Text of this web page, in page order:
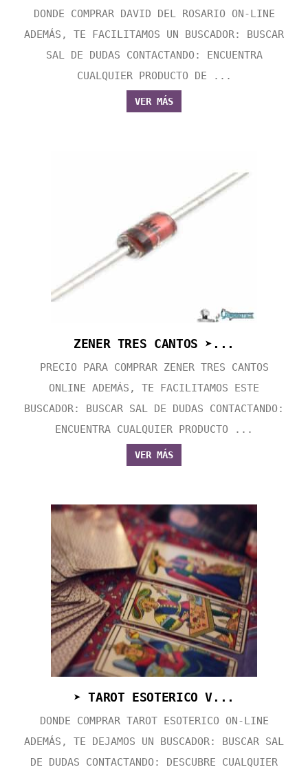
DONDE COMPRAR DAVID DEL ROSARIO ON-LINE
ADEMÁS, TE FACILITAMOS UN BUSCADOR: BUSCAR
SAL DE DUDAS CONTACTANDO: ENCUENTRA
CUALQUIER PRODUCTO DE ...
VER MÁS
ZENER TRES CANTOS ➤...
PRECIO PARA COMPRAR ZENER TRES CANTOS
ONLINE ADEMÁS, TE FACILITAMOS ESTE
BUSCADOR: BUSCAR SAL DE DUDAS CONTACTANDO:
ENCUENTRA CUALQUIER PRODUCTO ...
VER MÁS
➤ TAROT ESOTERICO V...
DONDE COMPRAR TAROT ESOTERICO ON-LINE
ADEMÁS, TE DEJAMOS UN BUSCADOR: BUSCAR SAL
DE DUDAS CONTACTANDO: DESCUBRE CUALQUIER